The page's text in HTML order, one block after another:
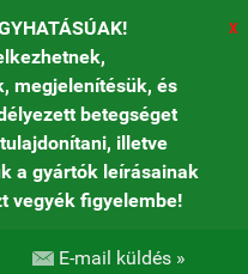
megjelenítésük, és
betegséget
illetve
a gyártók leírásainak
vegyék figyelembe!
X
 E-mail küldés »